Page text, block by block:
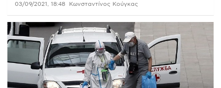
03/09/2021, 18:48 Κωνσταντίνος Κούγκας